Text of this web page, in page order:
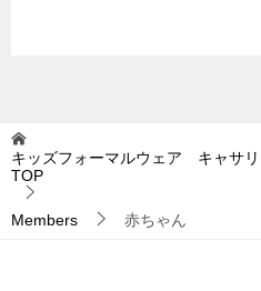
キッズフォーマルウェア キャサ
TOP
Members 赤ちゃん